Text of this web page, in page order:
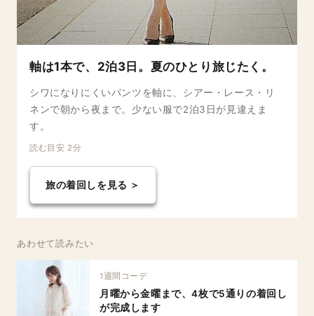
軸は1本で、2泊3日。夏のひとり旅じたく。
シワになりにくいパンツを軸に、シアー・レース・リ
ネンで朝から夜まで。少ない服で2泊3日が見違えま
す。
読む目安 2分
旅の着回しを見る ＞
あわせて読みたい
1週間コーデ
月曜から金曜まで、4枚で5通りの着回し
が完成します